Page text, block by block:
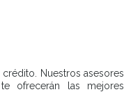
Nuestros asesores
ofrecerán las mejores